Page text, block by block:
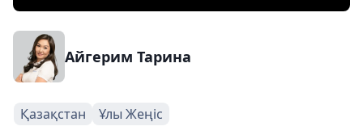
Айгерим Тарина
Қазақстан Ұлы Жеңіс